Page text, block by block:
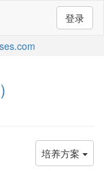
登录
培养方案